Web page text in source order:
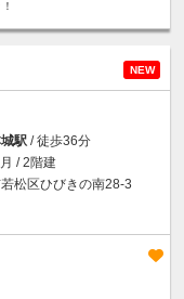
NEW
駅 / 徒歩36分
/ 2階建
松区ひびきの南28-3